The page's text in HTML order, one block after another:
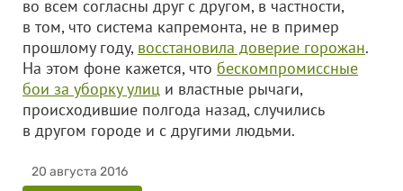
во всем согласны друг с другом, в частности,
в том, что система капремонта, не в пример
прошлому году, восстановила доверие горожан.
На этом фоне кажется, что бескомпромиссные
бои за уборку улиц и властные рычаги,
происходившие полгода назад, случились
в другом городе и с другими людьми.
20 августа 2016